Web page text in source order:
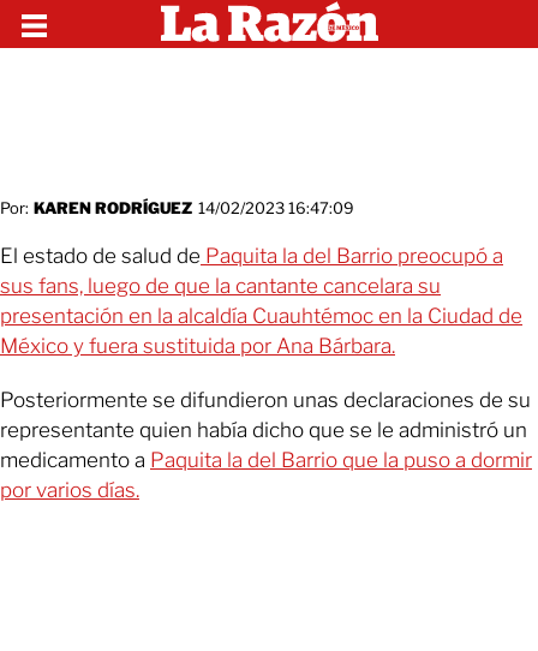
Por: KAREN RODRÍGUEZ 14/02/2023 16:47:09
El estado de salud de Paquita la del Barrio preocupó a
sus fans, luego de que la cantante cancelara su
presentación en la alcaldía Cuauhtémoc en la Ciudad de
México y fuera sustituida por Ana Bárbara.
Posteriormente se difundieron unas declaraciones de su
representante quien había dicho que se le administró un
medicamento a Paquita la del Barrio que la puso a dormir
por varios días.